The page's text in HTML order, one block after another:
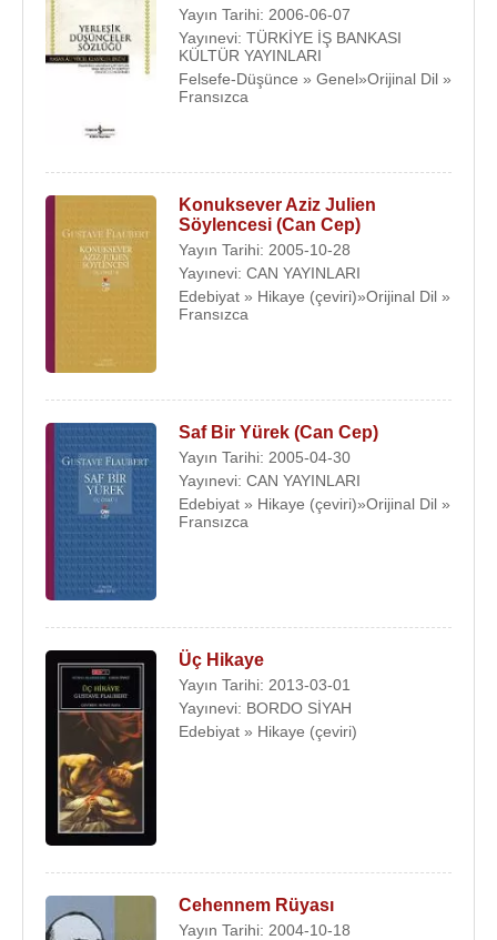
Yayın Tarihi: 2006-06-07
Yayınevi: TÜRKİYE İŞ BANKASI
KÜLTÜR YAYINLARI
Felsefe-Düşünce » Genel»Orijinal Dil »
Fransızca
Konuksever Aziz Julien
Söylencesi (Can Cep)
Yayın Tarihi: 2005-10-28
Yayınevi: CAN YAYINLARI
Edebiyat » Hikaye (çeviri)»Orijinal Dil »
Fransızca
Saf Bir Yürek (Can Cep)
Yayın Tarihi: 2005-04-30
Yayınevi: CAN YAYINLARI
Edebiyat » Hikaye (çeviri)»Orijinal Dil »
Fransızca
Üç Hikaye
Yayın Tarihi: 2013-03-01
Yayınevi: BORDO SİYAH
Edebiyat » Hikaye (çeviri)
Cehennem Rüyası
Yayın Tarihi: 2004-10-18